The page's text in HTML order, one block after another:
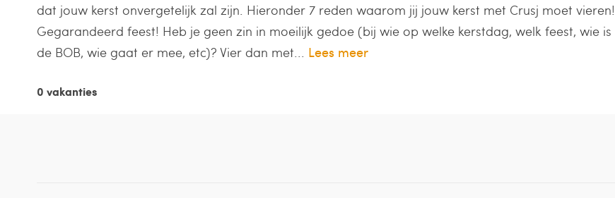
dat jouw kerst onvergetelijk zal zijn. Hieronder 7 reden waarom jij jouw kerst met Crusj moet vieren!
Gegarandeerd feest! Heb je geen zin in moeilijk gedoe (bij wie op welke kerstdag, welk feest, wie is
de BOB, wie gaat er mee, etc)? Vier dan met... Lees meer
0 vakanties